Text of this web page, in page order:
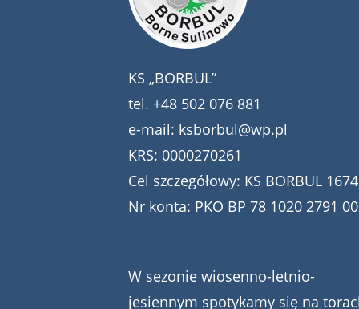
KS „BORBUL”
tel. +48 502 076 881
e-mail: ksborbul@wp.pl
KRS: 0000270261
Cel szczegółowy: KS BORBUL
Nr konta: PKO BP 78 1020 2791
W sezonie wiosenno-letnio-
jesiennym spotykamy się na